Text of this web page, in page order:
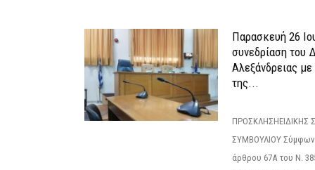
Παρασκευή 26
συνεδρίαση του
Αλεξάνδρειας
της...
ΠΡΟΣΚΛΗΣΗΕΙΔΙΚΗΣ
ΣΥΜΒΟΥΛΙΟΥ
άρθρου 67Α του Ν.